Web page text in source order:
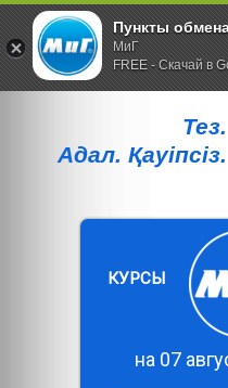
Тез.
Адал. Қауiпсiз.
КУРСЫ
на 07
Пункты
МиГ
FREE - Скачай в